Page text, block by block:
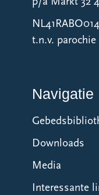
t.n.v.
Navigatie
Downloads
Media
Interessante